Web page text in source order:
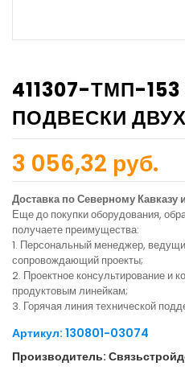
411307-ТМП-
ПОДВЕСКИ
3 056,32 руб.
Доставка по Северному Кавказу
Еще до покупки оборудования,
получаете преимущества:
1. Персональный менеджер,
сопровождающий проекты;
2. Проектное консультирование и
продуктовым линейкам;
3. Горячая линия технической
Артикул: 130801-03074
Производитель: